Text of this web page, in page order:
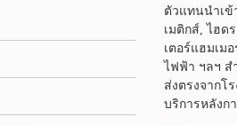
ตัวแทนนำเ
เมติกส์, ไฮด
เตอร์แฮมเม
ไฟฟ้า ฯลฯ ส
ส่งตรงจากโ
บริการหลังก